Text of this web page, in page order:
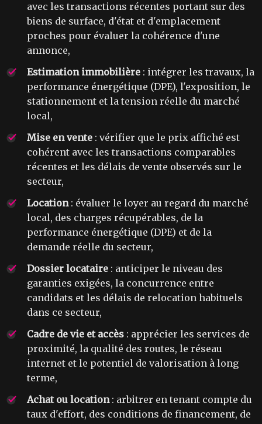
avec les transactions récentes portant sur des
biens de surface, d'état et d'emplacement
proches pour évaluer la cohérence d'une
annonce,
Estimation immobilière : intégrer les travaux, la
performance énergétique (DPE), l'exposition, le
stationnement et la tension réelle du marché
local,
Mise en vente : vérifier que le prix affiché est
cohérent avec les transactions comparables
récentes et les délais de vente observés sur le
secteur,
Location: évaluer le loyer au regard du marché
local, des charges récupérables, de la
performance énergétique (DPE) et de la
demande réelle du secteur,
Dossier locataire : anticiper le niveau des
garanties exigées, la concurrence entre
candidats et les délais de relocation habituels
dans ce secteur,
Cadre de vie et accès : apprécier les services de
proximité, la qualité des routes, le réseau
internet et le potentiel de valorisation à long
terme,
Achat ou location: arbitrer en tenant compte du
taux d'effort, des conditions de financement, de